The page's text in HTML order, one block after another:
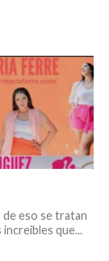
eso se tratan
que...